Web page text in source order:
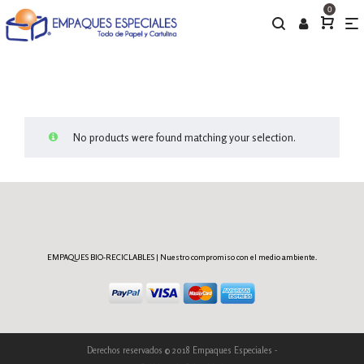
0
No products were found matching your selection.
EMPAQUES BIO-RECICLABLES | Nuestro compromiso con el medio ambiente.
Derechos reservados © 2018 Empaques Especiales -